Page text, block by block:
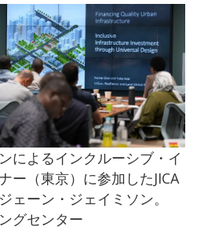
によるインクルーシブ・イ
ー（東京）に参加したJICA
ェーン・ジェイミソン。
グセンター